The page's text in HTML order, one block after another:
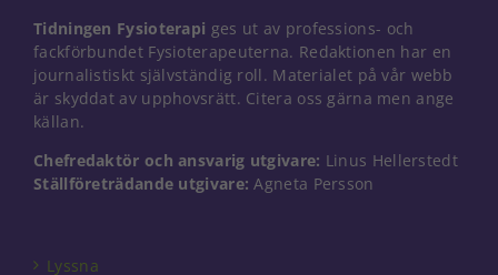
Tidningen Fysioterapi ges ut av professions- och
fackförbundet Fysioterapeuterna. Redaktionen har en
journalistiskt självständig roll. Materialet på vår webb
är skyddat av upphovsrätt. Citera oss gärna men ange
källan.
Chefredaktör och ansvarig utgivare: Linus Hellerstedt
Ställföreträdande utgivare: Agneta Persson
Lyssna
Nödvändiga